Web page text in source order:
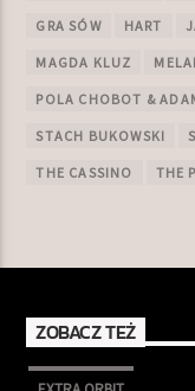
GRA SÓW HART
MAGDA KLUZ
POLA CHOBOT &
STACH BUKOWSKI
THE CASSINO THE
ZOBACZ TEŻ